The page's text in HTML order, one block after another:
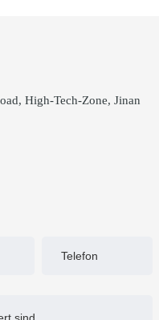
High-Tech-Zone, Jinan